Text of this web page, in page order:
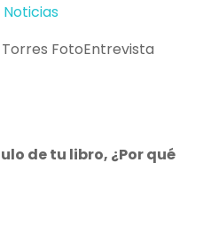
Noticias
de tu libro, ¿Por qué